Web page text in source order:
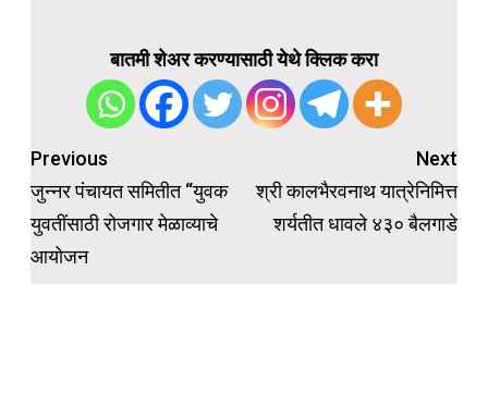
बातमी शेअर करण्यासाठी येथे क्लिक करा
Post
navigation
Previous
जुन्नर पंचायत समितीत “युवक
युवतींसाठी रोजगार मेळाव्याचे
आयोजन
Next
श्री कालभैरवनाथ यात्रेनिमित्त
शर्यतीत धावले ४३० बैलगाडे